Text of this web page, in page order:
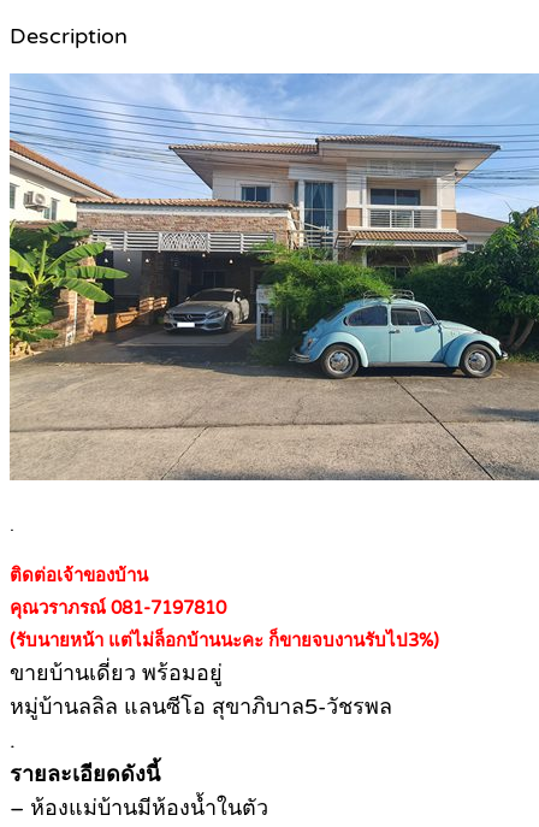
Description
.
ติดต่อเจ้าของบ้าน
คุณวราภรณ์ 081-7197810
(รับนายหน้า แต่ไม่ล็อกบ้านนะคะ ก็ขายจบงานรับไป3%)
ขายบ้านเดี่ยว พร้อมอยู่
หมู่บ้านลลิล แลนซีโอ สุขาภิบาล5-วัชรพล
.
รายละเอียดดังนี้
– ห้องแม่บ้านมีห้องน้ำในตัว